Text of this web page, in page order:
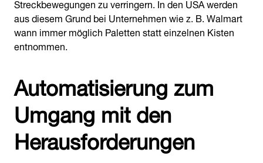
aus diesem Grund bei Unternehmen wie z. B. Walmart
wann immer möglich Paletten statt einzelnen Kisten
entnommen.
Automatisierung zum
Umgang mit den
Herausforderungen